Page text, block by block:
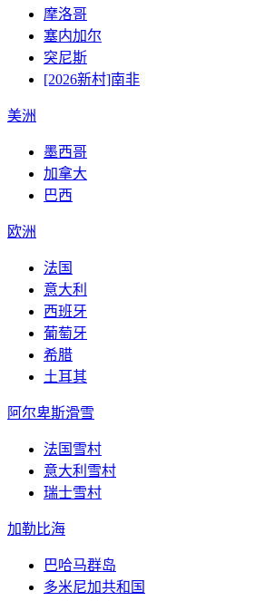
摩洛哥
塞内加尔
突尼斯
[2026新村]南非
美洲
墨西哥
加拿大
巴西
欧洲
法国
意大利
西班牙
葡萄牙
希腊
土耳其
阿尔卑斯滑雪
法国雪村
意大利雪村
瑞士雪村
加勒比海
巴哈马群岛
多米尼加共和国